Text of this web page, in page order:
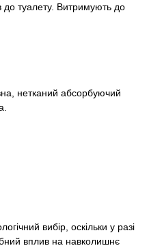
туалету. Витримують до
нетканий абсорбуючий
вибір, оскільки у разі
вплив на навколишнє